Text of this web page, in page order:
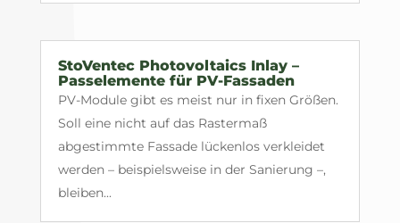
StoVentec Photovoltaics Inlay –
Passelemente für PV-Fassaden
PV-Module gibt es meist nur in fixen Größen.
Soll eine nicht auf das Rastermaß
abgestimmte Fassade lückenlos verkleidet
werden – beispielsweise in der Sanierung –,
bleiben...